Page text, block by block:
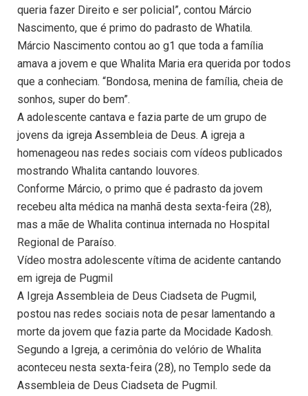
queria fazer Direito e ser policial”, contou Márcio
Nascimento, que é primo do padrasto de Whatila.
Márcio Nascimento contou ao g1 que toda a família
amava a jovem e que Whalita Maria era querida por todos
que a conheciam. “Bondosa, menina de família, cheia de
sonhos, super do bem”.
A adolescente cantava e fazia parte de um grupo de
jovens da igreja Assembleia de Deus. A igreja a
homenageou nas redes sociais com vídeos publicados
mostrando Whalita cantando louvores.
Conforme Márcio, o primo que é padrasto da jovem
recebeu alta médica na manhã desta sexta-feira (28),
mas a mãe de Whalita continua internada no Hospital
Regional de Paraíso.
Vídeo mostra adolescente vítima de acidente cantando
em igreja de Pugmil
A Igreja Assembleia de Deus Ciadseta de Pugmil,
postou nas redes sociais nota de pesar lamentando a
morte da jovem que fazia parte da Mocidade Kadosh.
Segundo a Igreja, a cerimônia do velório de Whalita
aconteceu nesta sexta-feira (28), no Templo sede da
Assembleia de Deus Ciadseta de Pugmil.